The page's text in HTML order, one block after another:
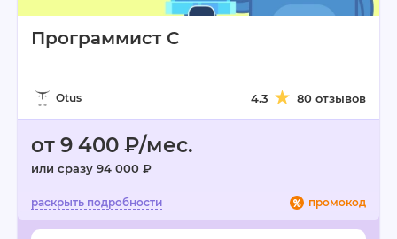
Программист C
Otus 4.3 80 отзывов
от 9 400 ₽/мес.
или сразу 94 000 ₽
промокод